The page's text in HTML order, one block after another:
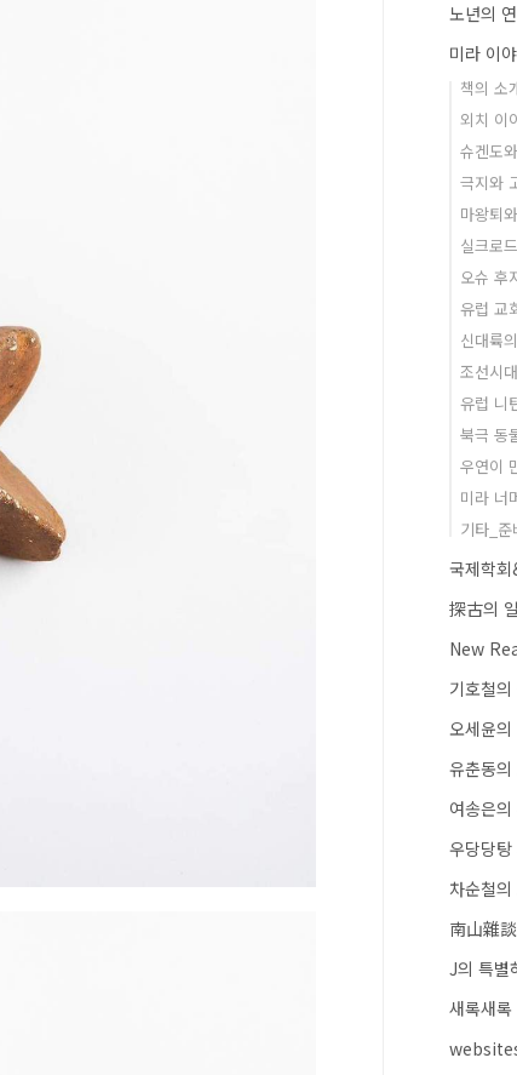
노년의
미라 이
책의 소
외치 이
슈겐도
극지와
마왕퇴
실크로
오슈 후
유럽 교
신대륙
조선시
유럽 니
북극 동
우연이
미라 너
기타_준
국제학회
探古의
New
기호철
오세윤
유춘동의
여송은
우당당
차순철
南山雜談
J의 특별
새록새록